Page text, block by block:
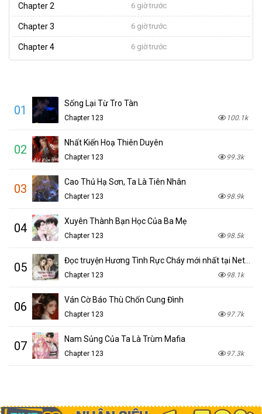
Chapter 2 6 giờ trước
Chapter 3 6 giờ trước
Chapter 4 6 giờ trước
01 Sống Lại Từ Tro Tàn
Chapter 123 100.1k
02 Nhất Kiến Hoạ Thiên Duyên
Chapter 123 99.3k
03 Cao Thủ Hạ Sơn, Ta Là Tiên Nhân
Chapter 123 98.9k
04 Xuyên Thành Bạn Học Của Ba Mẹ
Chapter 123 98.5k
05 Đọc truyện Hương Tình Rực Cháy mới nhất tại NetTruyen
Chapter 123 98.1k
06 Ván Cờ Báo Thù Chốn Cung Đình
Chapter 123 97.7k
07 Nam Sủng Của Ta Là Trùm Mafia
Chapter 123 97.3k